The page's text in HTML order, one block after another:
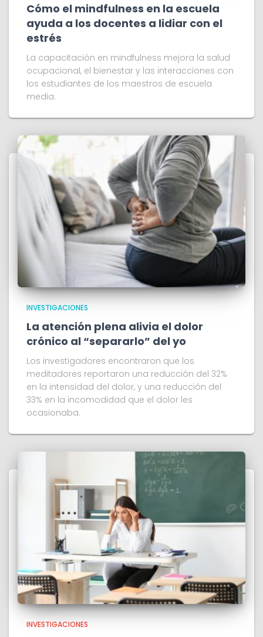
Cómo el mindfulness en la escuela
ayuda a los docentes a lidiar con el
estrés
La capacitación en mindfulness mejora la salud
ocupacional, el bienestar y las interacciones con
los estudiantes de los maestros de escuela
media.
INVESTIGACIONES
La atención plena alivia el dolor
crónico al “separarlo” del yo
Los investigadores encontraron que los
meditadores reportaron una reducción del 32%
en la intensidad del dolor, y una reducción del
33% en la incomodidad que el dolor les
ocasionaba.
INVESTIGACIONES